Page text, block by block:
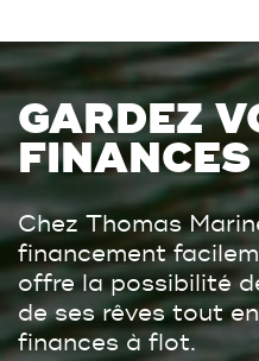
GARDEZ
Chez Thomas
financement
offre la possibilité
de ses rêves tout
finances à flot.